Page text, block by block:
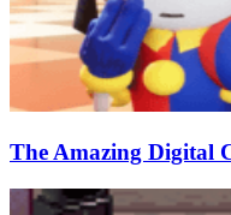
The Amazing Digital